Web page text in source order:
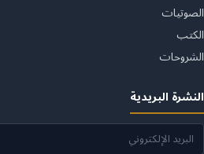
الصوتيات
الكتب
الشروحات
النشرة البريدية